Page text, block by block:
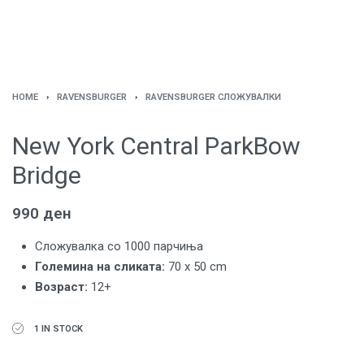
HOME › RAVENSBURGER › RAVENSBURGER СЛОЖУВАЛКИ
New York Central ParkBow
Bridge
990 ден
Сложувалка со 1000 парчиња
Големина на сликата: 70 x 50 cm
Возраст: 12+
1 IN STOCK